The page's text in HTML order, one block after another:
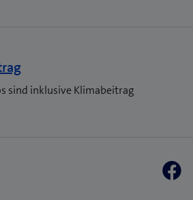
sind inklusive Klimabeitrag